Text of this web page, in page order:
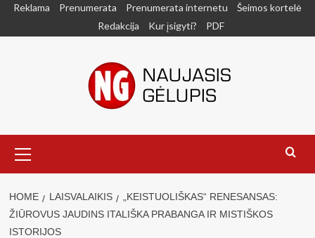
SkipReklama Prenumerata Prenumerata internetu
Šeimos kortelė
Redakcija
Kur įsigyti? PDF
Menu
HOME LAISVALAIKIS
„KEISTUOLIŠKAS“ RENESANSAS:
ŽIŪROVUS JAUDINS ITALIŠKA PRABANGA IR MISTIŠKOS
ISTORIJOS